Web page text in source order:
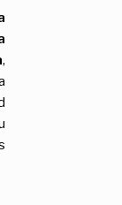
,